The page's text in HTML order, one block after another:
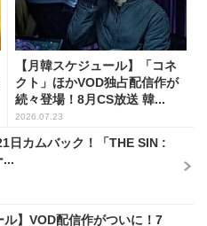
【月韓スケジュール】「コネ
クト」ほかVOD独占配信作が
続々登場！8月CS放送 韓...
2026.07.23
日カムバック！「THE SIN :
...
ル】VOD配信作がついに！7